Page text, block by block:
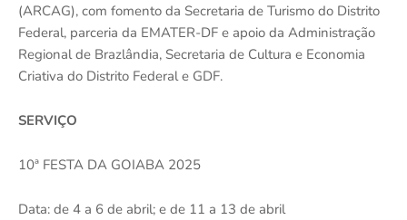
(ARCAG), com fomento da Secretaria de Turismo do Distrito
Federal, parceria da EMATER-DF e apoio da Administração
Regional de Brazlândia, Secretaria de Cultura e Economia
Criativa do Distrito Federal e GDF.
SERVIÇO
10ª FESTA DA GOIABA 2025
Data: de 4 a 6 de abril; e de 11 a 13 de abril